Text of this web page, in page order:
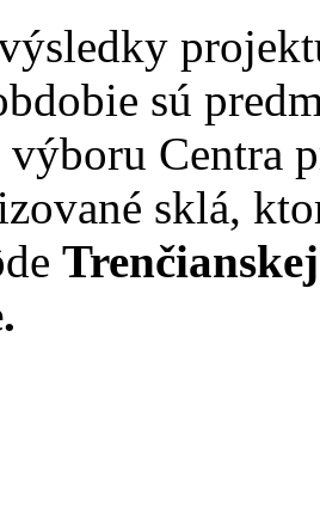
sú
výboru Centra
sklá,